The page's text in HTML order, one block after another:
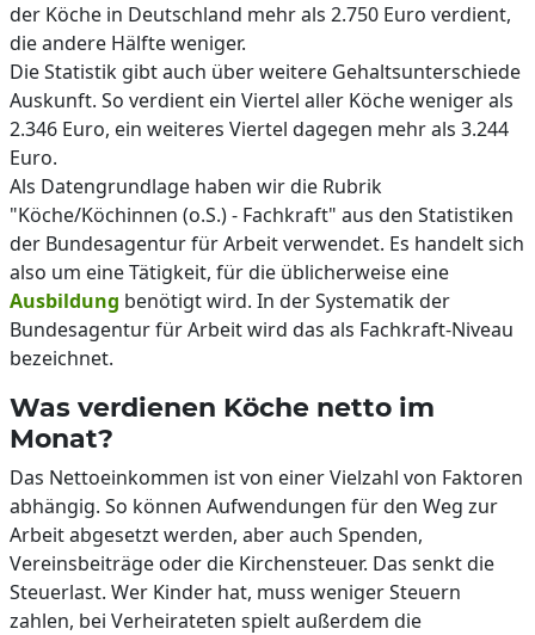
der Köche in Deutschland mehr als 2.750 Euro verdient,
die andere Hälfte weniger.
Die Statistik gibt auch über weitere Gehaltsunterschiede
Auskunft. So verdient ein Viertel aller Köche weniger als
2.346 Euro, ein weiteres Viertel dagegen mehr als 3.244
Euro.
Als Datengrundlage haben wir die Rubrik
"Köche/Köchinnen (o.S.) - Fachkraft" aus den Statistiken
der Bundesagentur für Arbeit verwendet. Es handelt sich
also um eine Tätigkeit, für die üblicherweise eine
Ausbildung benötigt wird. In der Systematik der
Bundesagentur für Arbeit wird das als Fachkraft-Niveau
bezeichnet.
Was verdienen Köche netto im
Monat?
Das Nettoeinkommen ist von einer Vielzahl von Faktoren
abhängig. So können Aufwendungen für den Weg zur
Arbeit abgesetzt werden, aber auch Spenden,
Vereinsbeiträge oder die Kirchensteuer. Das senkt die
Steuerlast. Wer Kinder hat, muss weniger Steuern
zahlen, bei Verheirateten spielt außerdem die